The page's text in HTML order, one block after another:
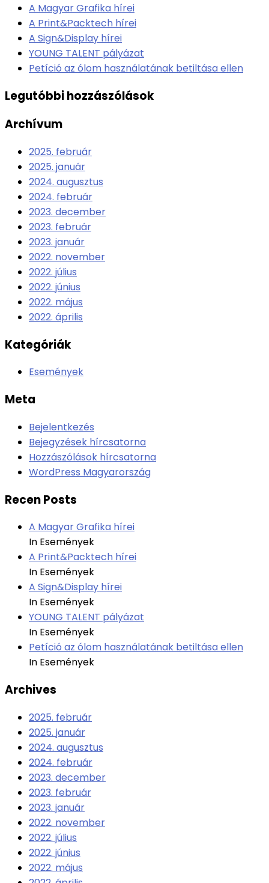
A Magyar Grafika hírei
A Print&Packtech hírei
A Sign&Display hírei
YOUNG TALENT pályázat
Petíció az ólom használatának betiltása ellen
Legutóbbi hozzászólások
Archívum
2025. február
2025. január
2024. augusztus
2024. február
2023. december
2023. február
2023. január
2022. november
2022. július
2022. június
2022. május
2022. április
Kategóriák
Események
Meta
Bejelentkezés
Bejegyzések hírcsatorna
Hozzászólások hírcsatorna
WordPress Magyarország
Recen Posts
A Magyar Grafika hírei
In Események
A Print&Packtech hírei
In Események
A Sign&Display hírei
In Események
YOUNG TALENT pályázat
In Események
Petíció az ólom használatának betiltása ellen
In Események
Archives
2025. február
2025. január
2024. augusztus
2024. február
2023. december
2023. február
2023. január
2022. november
2022. július
2022. június
2022. május